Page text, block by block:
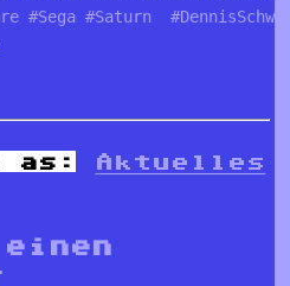
#Sega #Saturn
as: Aktuelles